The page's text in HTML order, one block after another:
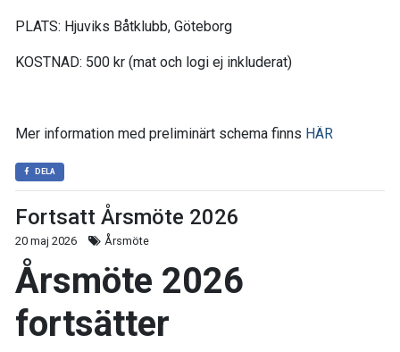
PLATS: Hjuviks Båtklubb, Göteborg
KOSTNAD: 500 kr (mat och logi ej inkluderat)
Mer information med preliminärt schema finns HÄR
DELA
Fortsatt Årsmöte 2026
20 maj 2026 Årsmöte
Årsmöte 2026
fortsätter